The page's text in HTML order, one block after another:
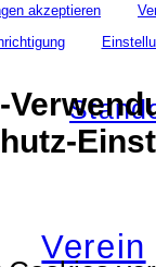
Verein
akzeptieren